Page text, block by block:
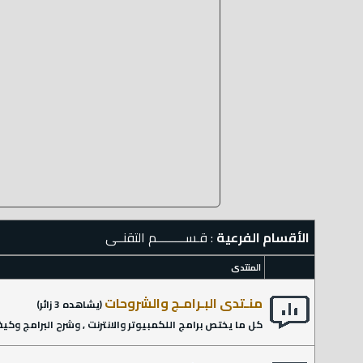
الأقسام الفرعية : قـســـــــــم التقنــى
المنتدى
منـتدى البـرامـج والشروحات(يشاهده 3 زائر)
كل ما يختص برامج اللكمبيوتر والانترنت , وشرح البرامج